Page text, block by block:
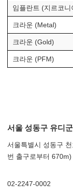
임플란트 (지르코니
크라운 (Metal)
크라운 (Gold)
크라운 (PFM)
서울 성동구 유디
서울특별시 성동구
번 출구로부터 670m)
02-2247-0002